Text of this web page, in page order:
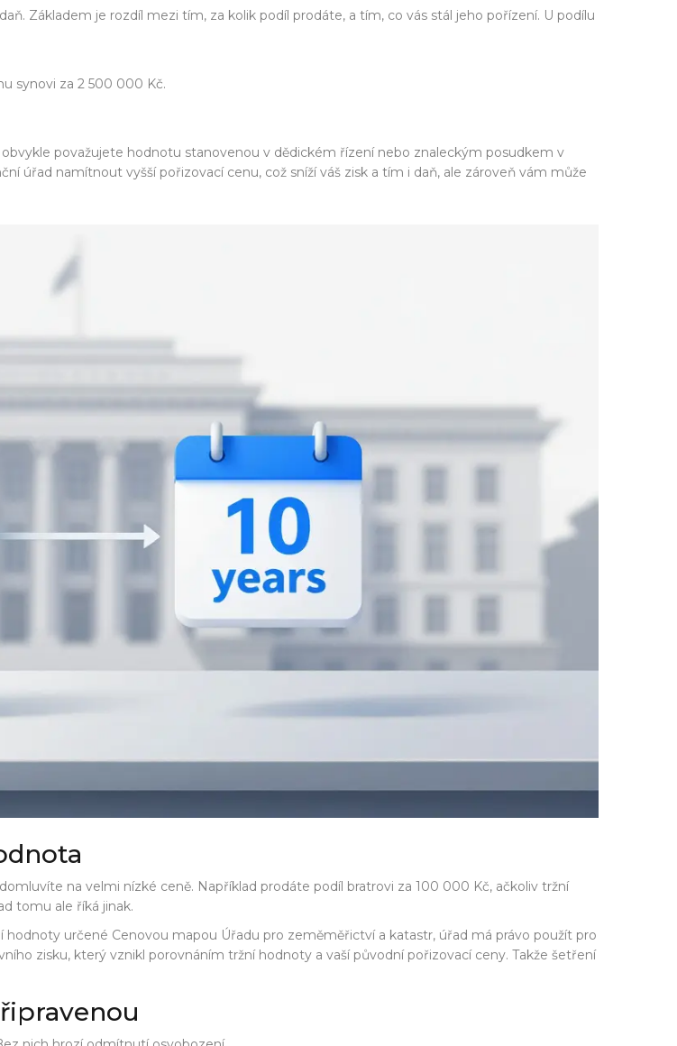
Základem je rozdíl mezi tím, za kolik podíl prodáte, a tím, co vás stál jeho pořízení. U podílu
synovi za 2 500 000 Kč.
považujete hodnotu stanovenou v dědickém řízení nebo znaleckým posudkem v
úřad namítnout vyšší pořizovací cenu, což sníží váš zisk a tím i daň, ale zároveň vám může
na velmi nízké ceně. Například prodáte podíl bratrovi za 100 000 Kč, ačkoliv tržní
tomu ale říká jinak.
hodnoty určené Cenovou mapou Úřadu pro zeměměřictví a katastr, úřad má právo použít pro
zisku, který vznikl porovnáním tržní hodnoty a vaší původní pořizovací ceny. Takže šetření